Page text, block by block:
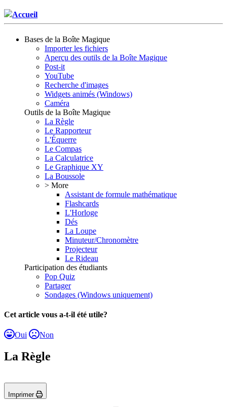
Accueil
Bases de la Boîte Magique
Importer les fichiers
Aperçu des outils de la Boîte Magique
Post-it
YouTube
Recherche d'images
Widgets animés (Windows)
Caméra
Outils de la Boîte Magique
La Règle
Le Rapporteur
L'Équerre
Le Compas
La Calculatrice
Le Graphique XY
La Boussole
> More
Assistant de formule mathématique
Flashcards
L'Horloge
Dés
La Loupe
Minuteur/Chronomètre
Projecteur
Le Rideau
Participation des étudiants
Pop Quiz
Partager
Sondages (Windows uniquement)
Cet article vous a-t-il été utile?
Oui Non
La Règle
Imprimer